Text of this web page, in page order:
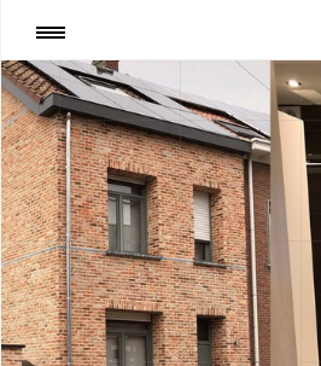
:Gevelrenovatie Wuustwezel